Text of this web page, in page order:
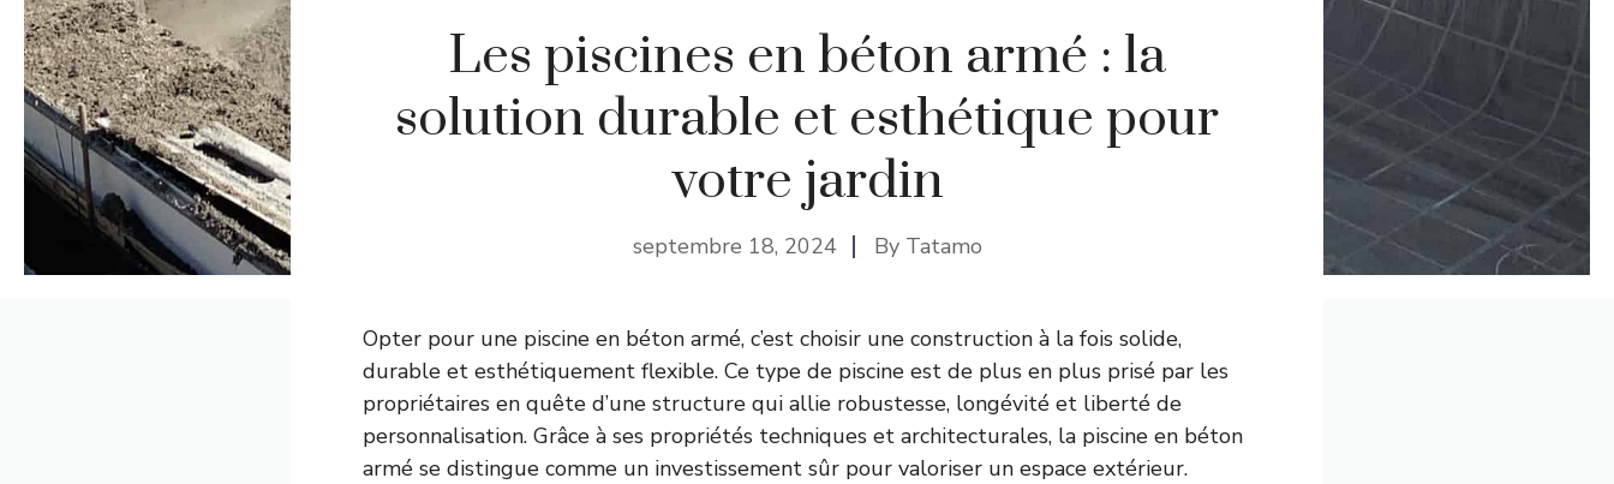
Les piscines en béton armé : la
solution durable et esthétique pour
votre jardin
septembre 18, 2024 By Tatamo
Opter pour une piscine en béton armé, c’est choisir une construction à la fois solide,
durable et esthétiquement flexible. Ce type de piscine est de plus en plus prisé par les
propriétaires en quête d’une structure qui allie robustesse, longévité et liberté de
personnalisation. Grâce à ses propriétés techniques et architecturales, la piscine en béton
armé se distingue comme un investissement sûr pour valoriser un espace extérieur.